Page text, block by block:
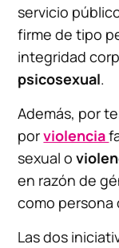
servicio
firme de tipo
integridad
psicosexual.
Además, por
porviolencia
sexual o
en razón de
como persona
Las dos